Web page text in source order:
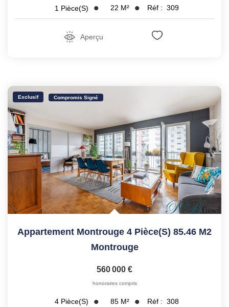
1 Pièce(s) 22 M² Réf : 309
Aperçu
Exclusif Compromis Signé
Appartement Montrouge 4 Pièce(s) 85.46 M2
Montrouge
560 000 €
honoraires compris
4 Pièce(s) 85 M² Réf : 308